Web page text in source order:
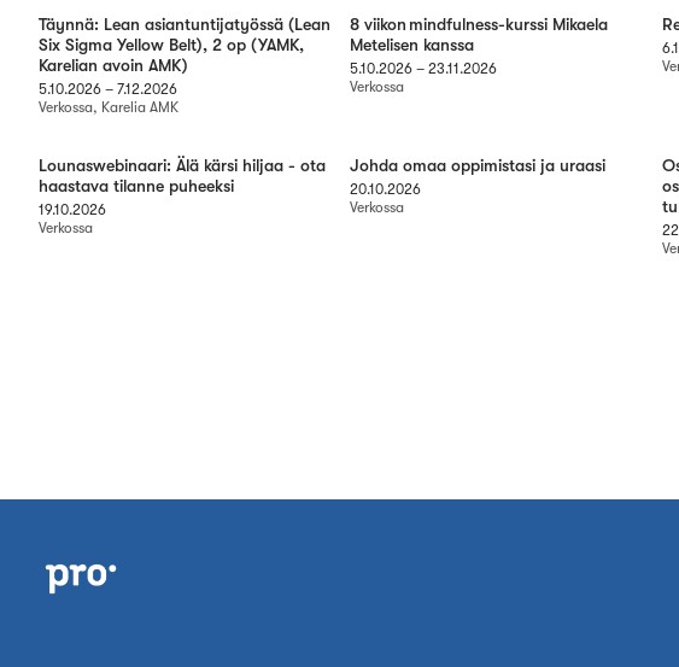
Täynnä: Lean asiantuntijatyössä (Lean
Six Sigma Yellow Belt), 2 op (YAMK,
Karelian avoin AMK)
5.10.2026 – 7.12.2026
Verkossa, Karelia AMK
8 viikon mindfulness-kurssi Mikaela
Metelisen kanssa
5.10.2026 – 23.11.2026
Verkossa
Lounaswebinaari: Älä kärsi hiljaa - ota
haastava tilanne puheeksi
19.10.2026
Verkossa
Johda omaa oppimistasi ja uraasi
20.10.2026
Verkossa